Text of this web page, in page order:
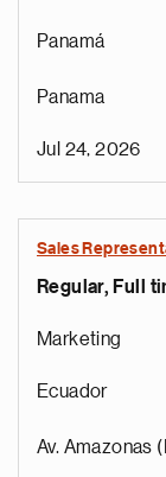
Panamá
Panama
Jul 24, 2026
Sales
Regular, Full
Marketing
Ecuador
Av. Amazonas